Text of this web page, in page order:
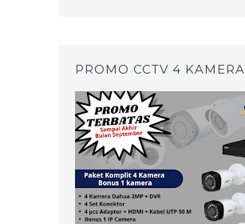
PROMO CCTV 4 KAMERA